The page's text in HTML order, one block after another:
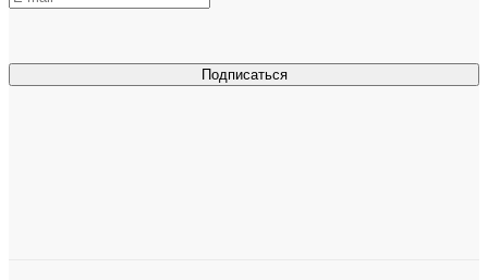
Подписаться